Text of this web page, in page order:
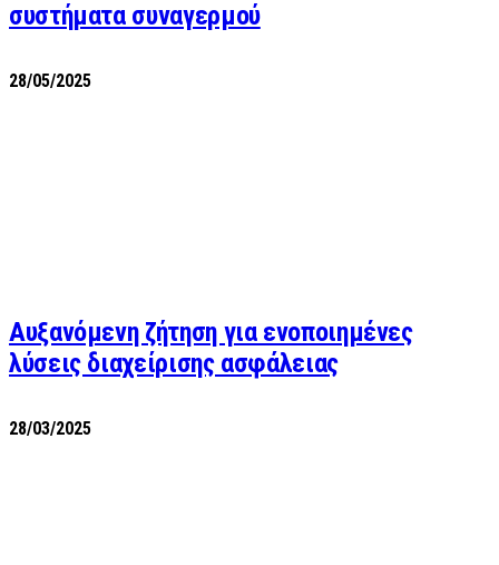
συστήματα συναγερμού
28/05/2025
Αυξανόμενη ζήτηση για ενοποιημένες
λύσεις διαχείρισης ασφάλειας
28/03/2025